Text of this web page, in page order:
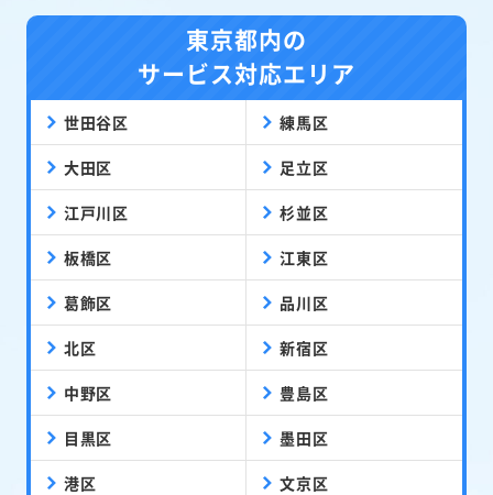
東京都内の
サービス対応エリア
世田谷区 練馬区
大田区 足立区
江戸川区 杉並区
板橋区 江東区
葛飾区 品川区
北区 新宿区
中野区 豊島区
目黒区 墨田区
港区 文京区